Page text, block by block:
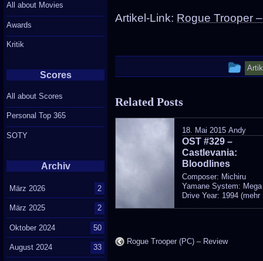
Artikel-Link: Rogue Trooper
Related Posts
18. Mai 2015 Andy
OST #329 –
Castlevania:
Bloodlines
Composer: Michiru
Yamane System: Mega
Drive Year: 1994
Rogue Trooper (PC) – Review
All about Movies
Awards
Kritik
Scores
All about Scores
Personal Top 365
SOTY
Archiv
März 2026 2
März 2025 2
Oktober 2024 50
August 2024 33